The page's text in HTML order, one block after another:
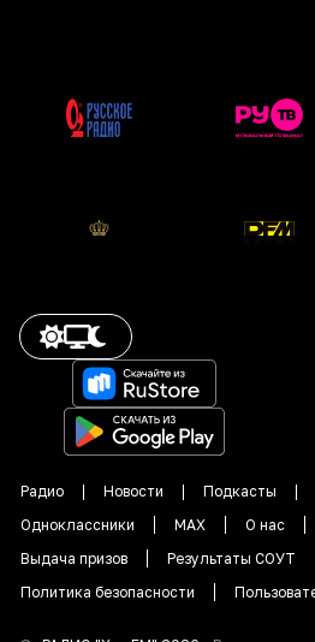
Радио Новости Подкасты
Одноклассники
MAX О нас
Выдача призов
Результаты СОУТ
Политика безопасности